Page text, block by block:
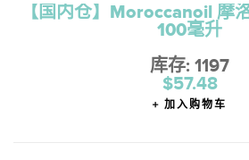
【国内仓】Moroccanoil 摩
100毫升
库存: 1197
$57.48
加入购物车